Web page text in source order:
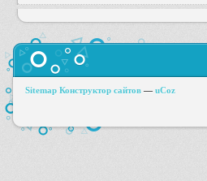
Sitemap Конструктор сайтов — uCoz